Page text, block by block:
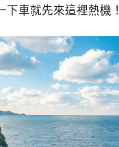
下車就先來這裡熱機！